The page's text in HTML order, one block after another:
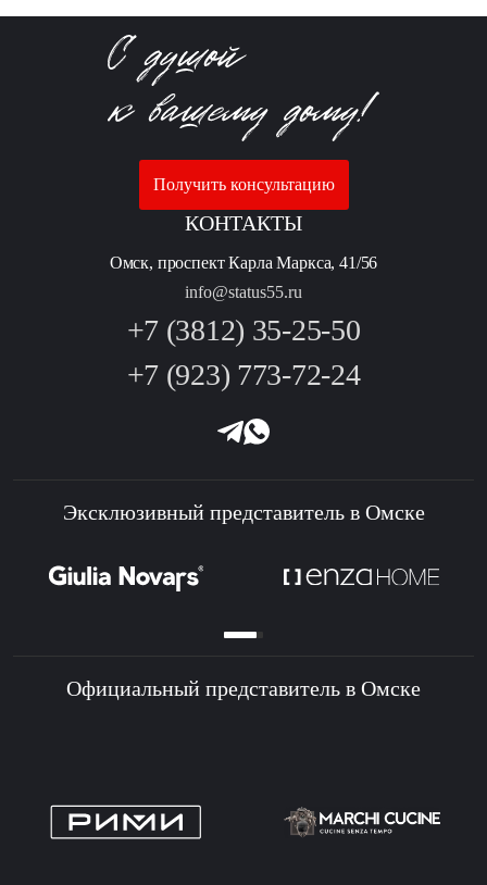
Получить консультацию
КОНТАКТЫ
Омск, проспект Карла Маркса, 41/56
info@status55.ru
+7 (3812) 35-25-50
+7 (923) 773-72-24
Эксклюзивный представитель в Омске
Официальный представитель в Омске